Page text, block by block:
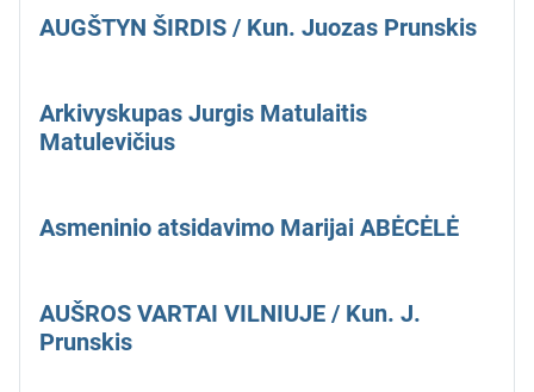
AUGŠTYN ŠIRDIS / Kun. Juozas Prunskis
Arkivyskupas Jurgis Matulaitis
Matulevičius
Asmeninio atsidavimo Marijai ABĖCĖLĖ
AUŠROS VARTAI VILNIUJE / Kun. J.
Prunskis